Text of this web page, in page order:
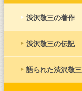
渋沢敬三の著作
渋沢敬三の伝記
語られた渋沢敬三